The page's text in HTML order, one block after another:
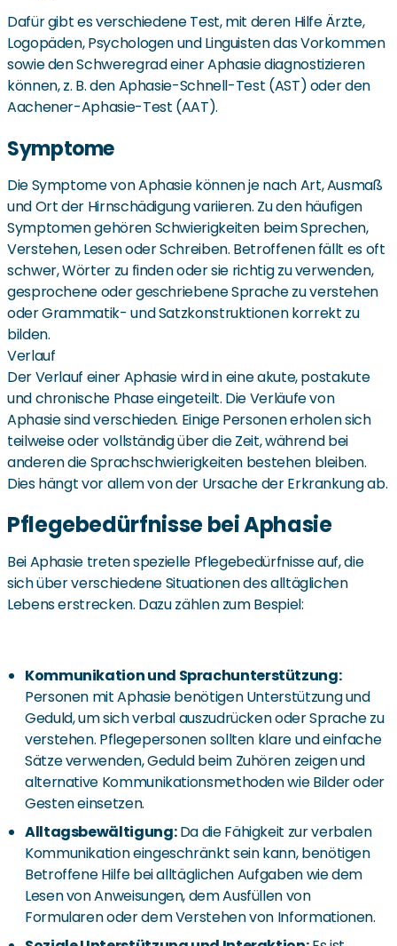
Dafür gibt es verschiedene Test, mit deren Hilfe Ärzte,
Logopäden, Psychologen und Linguisten das Vorkommen
sowie den Schweregrad einer Aphasie diagnostizieren
können, z. B. den Aphasie-Schnell-Test (AST) oder den
Aachener-Aphasie-Test (AAT).
Symptome
Die Symptome von Aphasie können je nach Art, Ausmaß
und Ort der Hirnschädigung variieren. Zu den häufigen
Symptomen gehören Schwierigkeiten beim Sprechen,
Verstehen, Lesen oder Schreiben. Betroffenen fällt es oft
schwer, Wörter zu finden oder sie richtig zu verwenden,
gesprochene oder geschriebene Sprache zu verstehen
oder Grammatik- und Satzkonstruktionen korrekt zu
bilden.
Verlauf
Der Verlauf einer Aphasie wird in eine akute, postakute
und chronische Phase eingeteilt. Die Verläufe von
Aphasie sind verschieden. Einige Personen erholen sich
teilweise oder vollständig über die Zeit, während bei
anderen die Sprachschwierigkeiten bestehen bleiben.
Dies hängt vor allem von der Ursache der Erkrankung ab.
Pflegebedürfnisse bei Aphasie
Bei Aphasie treten spezielle Pflegebedürfnisse auf, die
sich über verschiedene Situationen des alltäglichen
Lebens erstrecken. Dazu zählen zum Bespiel:
Kommunikation und Sprachunterstützung:
Personen mit Aphasie benötigen Unterstützung und
Geduld, um sich verbal auszudrücken oder Sprache zu
verstehen. Pflegepersonen sollten klare und einfache
Sätze verwenden, Geduld beim Zuhören zeigen und
alternative Kommunikationsmethoden wie Bilder oder
Gesten einsetzen.
Alltagsbewältigung:Da die Fähigkeit zur verbalen
Kommunikation eingeschränkt sein kann, benötigen
Betroffene Hilfe bei alltäglichen Aufgaben wie dem
Lesen von Anweisungen, dem Ausfüllen von
Formularen oder dem Verstehen von Informationen.